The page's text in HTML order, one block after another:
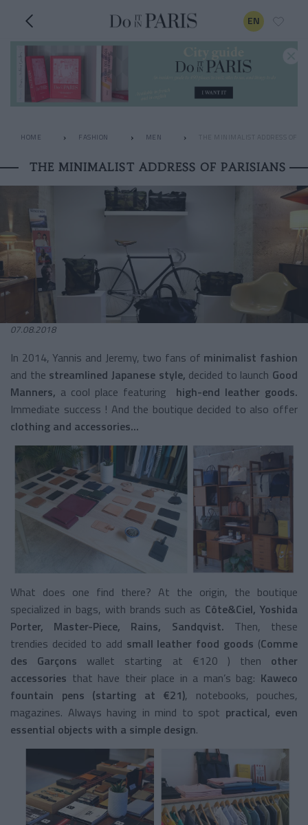
EN
HOME FASHION MEN THE MINIMALIST ADDRESS OF
THE MINIMALIST ADDRESS OF PARISIANS
07.08.2018
In 2014, Yannis and Jeremy, two fans of minimalist fashion
and the streamlined Japanese style, decided to launch Good
Manners, a cool place featuring high-end leather goods.
Immediate success ! And the boutique decided to also offer
clothing and accessories...
What does one find there? At the origin, the boutique
specialized in bags, with brands such as Côte&Ciel, Yoshida
Porter, Master-Piece, Rains, Sandqvist. Then, these
trendies decided to add small leather food goods (Comme
des Garçons wallet starting at €120 ) then other
accessories that have their place in a man’s bag: Kaweco
fountain pens (starting at €21), notebooks, pouches,
magazines. Always having in mind to spot practical, even
essential objects with a simple design.